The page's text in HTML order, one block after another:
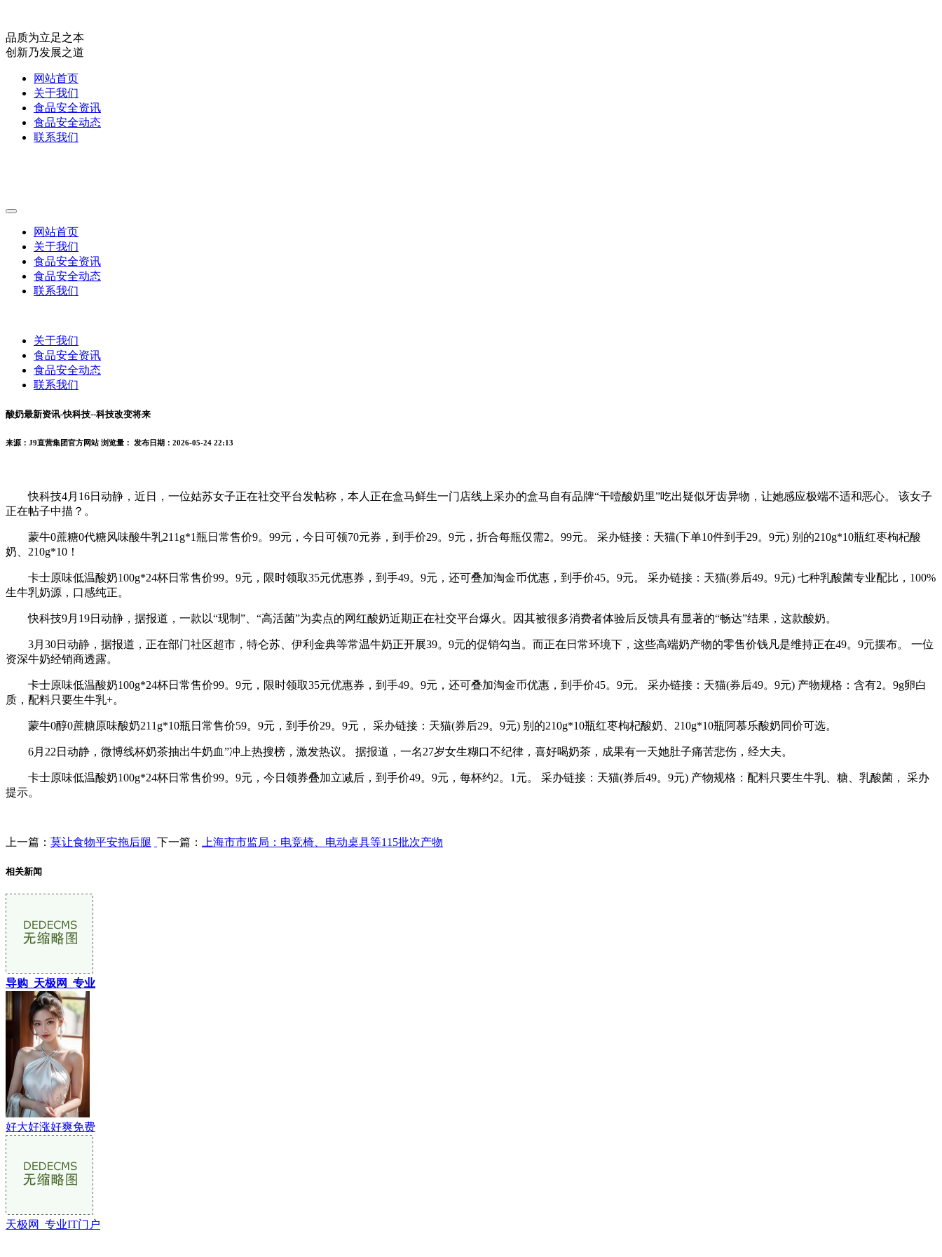
品质为立足之本
创新乃发展之道
网站首页
关于我们
食品安全资讯
食品安全动态
联系我们
网站首页
关于我们
食品安全资讯
食品安全动态
联系我们
关于我们
食品安全资讯
食品安全动态
联系我们
酸奶最新资讯-快科技--科技改变将来
来源：J9直营集团官方网站 浏览量： 发布日期：2026-05-24 22:13
快科技4月16日动静，近日，一位姑苏女子正在社交平台发帖称，本人正在盒马鲜生一门店线上采办的盒马自有品牌“干噎酸奶里”吃出疑似牙齿异物，让她感应极端不适和恶心。 该女子
正在帖子中描？。
蒙牛0蔗糖0代糖风味酸牛乳211g*1瓶日常售价9。99元，今日可领70元券，到手价29。9元，折合每瓶仅需2。99元。 采办链接：天猫(下单10件到手29。9元) 别的210g*10瓶红枣枸杞酸
奶、210g*10！
卡士原味低温酸奶100g*24杯日常售价99。9元，限时领取35元优惠券，到手49。9元，还可叠加淘金币优惠，到手价45。9元。 采办链接：天猫(券后49。9元) 七种乳酸菌专业配比，100%
生牛乳奶源，口感纯正。
快科技9月19日动静，据报道，一款以“现制”、“高活菌”为卖点的网红酸奶近期正在社交平台爆火。因其被很多消费者体验后反馈具有显著的“畅达”结果，这款酸奶。
3月30日动静，据报道，正在部门社区超市，特仑苏、伊利金典等常温牛奶正开展39。9元的促销勾当。而正在日常环境下，这些高端奶产物的零售价钱凡是维持正在49。9元摆布。 一位
资深牛奶经销商透露。
卡士原味低温酸奶100g*24杯日常售价99。9元，限时领取35元优惠券，到手49。9元，还可叠加淘金币优惠，到手价45。9元。 采办链接：天猫(券后49。9元) 产物规格：含有2。9g卵白
质，配料只要生牛乳+。
蒙牛0醇0蔗糖原味酸奶211g*10瓶日常售价59。9元，到手价29。9元， 采办链接：天猫(券后29。9元) 别的210g*10瓶红枣枸杞酸奶、210g*10瓶阿慕乐酸奶同价可选。
6月22日动静，微博线杯奶茶抽出牛奶血”冲上热搜榜，激发热议。 据报道，一名27岁女生糊口不纪律，喜好喝奶茶，成果有一天她肚子痛苦悲伤，经大夫。
卡士原味低温酸奶100g*24杯日常售价99。9元，今日领券叠加立减后，到手价49。9元，每杯约2。1元。 采办链接：天猫(券后49。9元) 产物规格：配料只要生牛乳、糖、乳酸菌， 采办
提示。
上一篇： 莫让食物平安拖后腿 下一篇： 上海市市监局：电竞椅、电动桌具等115批次产物
相关新闻
导购_天极网_专业
好大好涨好爽免费
天极网_专业IT门户